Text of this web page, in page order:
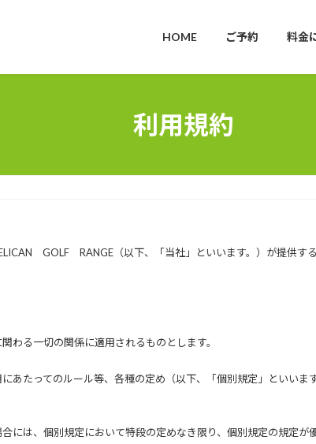
HOME ご予約 料金
利用規約
GOLF RANGE（以下、「当社」といいます。）が提供す
わる一切の関係に適用されるものとします。
あたってのルール等、各種の定め（以下、「個別規定」といい
には、個別規定において特段の定めなき限り、個別規定の規定が